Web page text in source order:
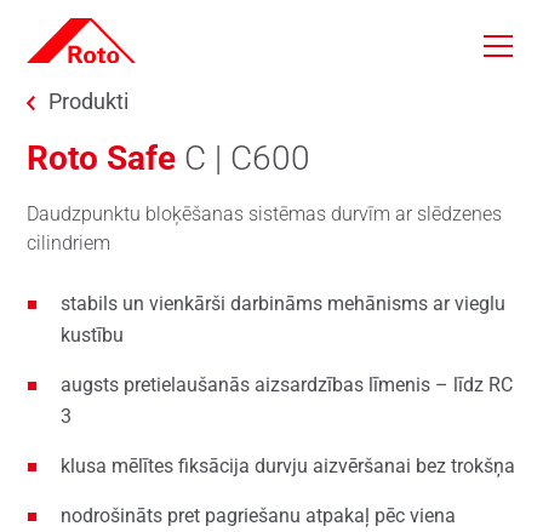
Skip to main content
You are here:
Produkti
Roto Safe C | C600
Daudzpunktu bloķēšanas sistēmas durvīm ar slēdzenes
cilindriem
stabils un vienkārši darbināms mehānisms ar vieglu
kustību
augsts pretielaušanās aizsardzības līmenis – līdz RC
3
klusa mēlītes fiksācija durvju aizvēršanai bez trokšņa
nodrošināts pret pagriešanu atpakaļ pēc viena